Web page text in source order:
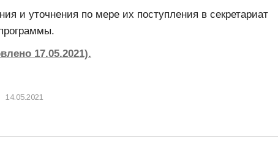
и уточнения по мере их поступления в секретариат
17.05.2021).
14.05.2021